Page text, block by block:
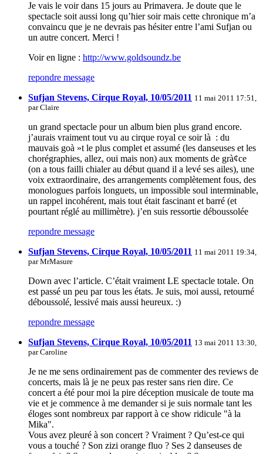
Je vais le voir dans 15 jours au Primavera. Je doute que le
spectacle soit aussi long qu’hier soir mais cette chronique m’a
convaincu que je ne devrais pas hésiter entre l’ami Sufjan ou
un autre concert. Merci !
Voir en ligne : http://www.goldsoundz.be
repondre message
Sufjan Stevens, Cirque Royal, 10/05/2011 11 mai 2011 17:51,
parClaire
un grand spectacle pour un album bien plus grand encore.
j’aurais vraiment tout vu au cirque royal ce soir là : du
mauvais goà »t le plus complet et assumé (les danseuses et les
chorégraphies, allez, oui mais non) aux moments de grà¢ce
(on a tous failli chialer au début quand il a levé ses ailes), une
voix extraordinaire, des arrangements complètement fous, des
monologues parfois longuets, un impossible soul interminable,
un rappel incohérent, mais tout était fascinant et barré (et
pourtant réglé au millimètre). j’en suis ressortie déboussolée
repondre message
Sufjan Stevens, Cirque Royal, 10/05/2011 11 mai 2011 19:34,
parMrMasure
Down avec l’article. C’était vraiment LE spectacle totale. On
est passé un peu par tous les états. Je suis, moi aussi, retourné
déboussolé, lessivé mais aussi heureux. :)
repondre message
Sufjan Stevens, Cirque Royal, 10/05/2011 13 mai 2011 13:30,
parCaroline
Je ne me sens ordinairement pas de commenter des reviews de
concerts, mais là je ne peux pas rester sans rien dire. Ce
concert a été pour moi la pire déception musicale de toute ma
vie et je commence à me demander si je suis normale tant les
éloges sont nombreux par rapport à ce show ridicule "à la
Mika".
Vous avez pleuré à son concert ? Vraiment ? Qu’est-ce qui
vous a touché ? Son zizi orange fluo ? Ses 2 danseuses de